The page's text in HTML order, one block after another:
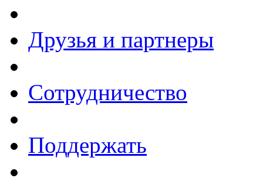
Друзья и партнеры
Сотрудничество
Поддержать